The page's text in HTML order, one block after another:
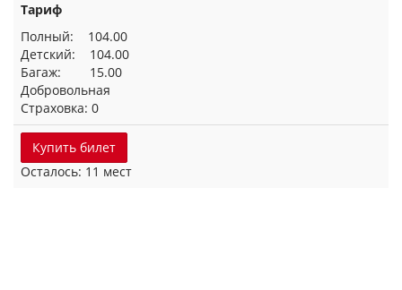
Тариф
Полный: 104.00
Детский: 104.00
Багаж: 15.00
Добровольная
Страховка: 0
Купить билет
Осталось: 11 мест